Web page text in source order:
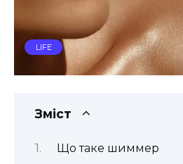
LIFE
Зміст
Що таке шиммер